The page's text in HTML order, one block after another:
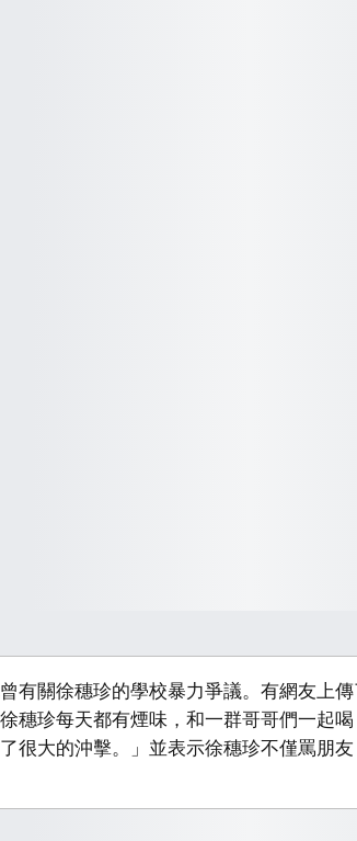
有關徐穗珍的學校暴力爭議。有網友上
穗珍每天都有煙味，和一群哥哥們一起
很大的沖擊。」並表示徐穗珍不僅罵朋